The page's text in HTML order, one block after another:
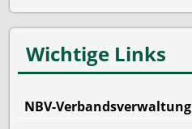
Wichtige Links
NBV-Verbandsverwaltung